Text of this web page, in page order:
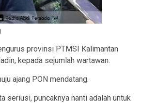
provinsi PTMSI Kalimantan
kepada sejumlah wartawan.
ajang PON mendatang.
seriusi, puncaknya nanti adalah untuk